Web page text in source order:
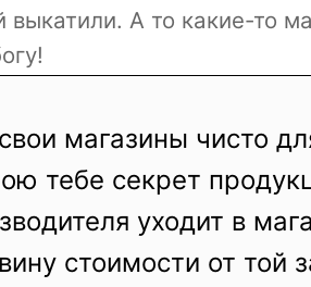
выкатили. А то какие-то
магазины чисто
тебе секрет
уходит в
стоимости от той